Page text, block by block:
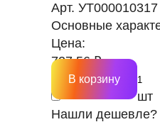
Арт. УТ000010317
Основные
Цена:
727.56 ₽
шт
В корзину
Нашли дешевле?